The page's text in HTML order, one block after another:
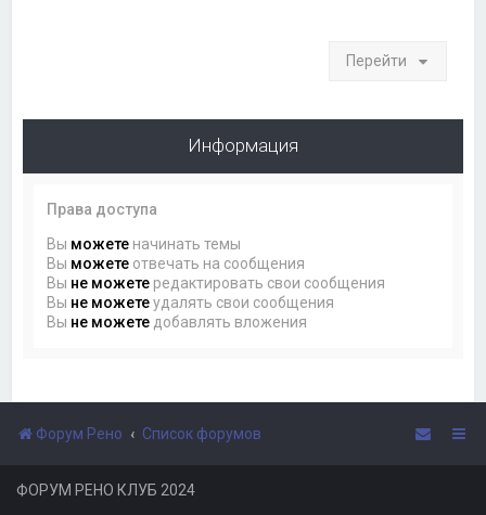
Перейти
Информация
Права доступа
Вы можете начинать темы
Вы можете отвечать на сообщения
Вы не можете редактировать свои сообщения
Вы не можетеудалять свои сообщения
Вы не можете добавлять вложения
Форум Рено Список форумов
ФОРУМ РЕНО КЛУБ 2024